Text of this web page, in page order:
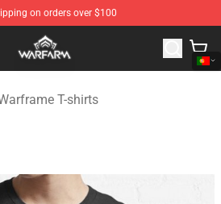
on orders over $100
Warframe Merchandise Store
T-shirts